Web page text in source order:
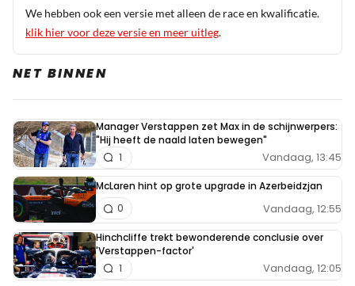
We hebben ook een versie met alleen de race en kwalificatie.
klik hier voor deze versie en meer uitleg.
NET BINNEN
Manager Verstappen zet Max in de schijnwerpers:
"Hij heeft de naald laten bewegen"
Vandaag, 13:45
1
McLaren hint op grote upgrade in Azerbeidzjan
Vandaag, 12:55
0
Hinchcliffe trekt bewonderende conclusie over
'Verstappen-factor'
Vandaag, 12:05
1